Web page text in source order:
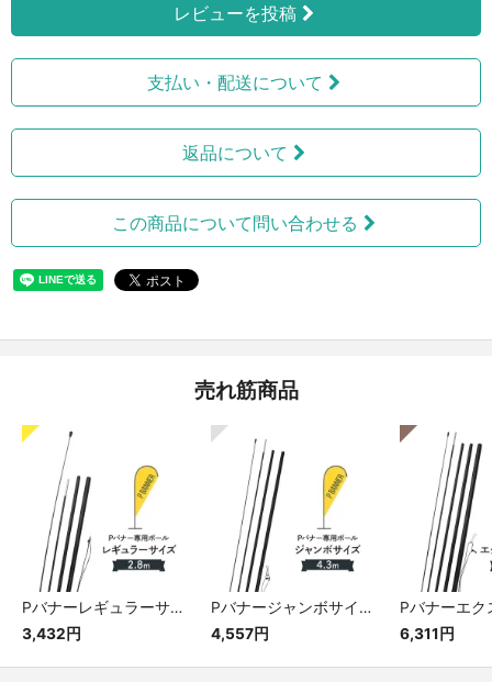
レビューを投稿
支払い・配送について
返品について
この商品について問い合わせる
売れ筋商品
Pバナーレギュラーサイズ専用ポール
3,432円
Pバナージャンボサイズ専用ポール
4,557円
6,311円